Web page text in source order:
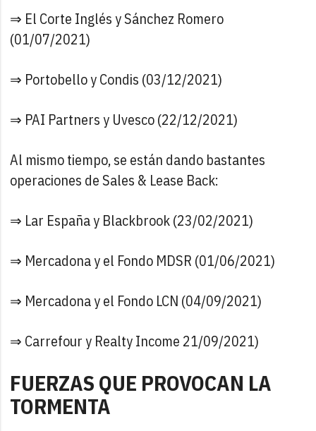
⇒ El Corte Inglés y Sánchez Romero
(01/07/2021)
⇒ Portobello y Condis (03/12/2021)
⇒ PAI Partners y Uvesco (22/12/2021)
Al mismo tiempo, se están dando bastantes
operaciones de Sales & Lease Back:
⇒ Lar España y Blackbrook (23/02/2021)
⇒ Mercadona y el Fondo MDSR (01/06/2021)
⇒ Mercadona y el Fondo LCN (04/09/2021)
⇒ Carrefour y Realty Income 21/09/2021)
FUERZAS QUE PROVOCAN LA
TORMENTA